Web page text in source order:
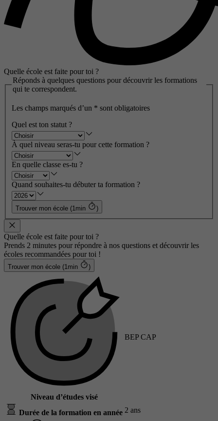
Quelle école est faite pour toi ?
Réponds à quelques questions pour découvrir les formations
qui te correspondent.
Les champs marqués d’un * sont obligatoires
Quel est ton statut ?
À quel niveau seras-tu pour cette formation ?
En quelle classe es-tu ?
Quand souhaites-tu débuter ta formation ?
Trouver mon école (1min )
Quelle école est faite pour toi ?
Prends 2 minutes pour répondre à nos questions et découvrir les
écoles recommandées pour toi !
Trouver mon école (1min )
Niveau d’études visé
BEP CAP
Durée de la formation en année 2 ans